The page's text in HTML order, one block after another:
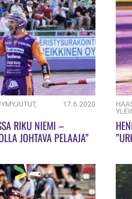
,
17.6.2020
RIKU NIEMI –
JOHTAVA PELAAJA”